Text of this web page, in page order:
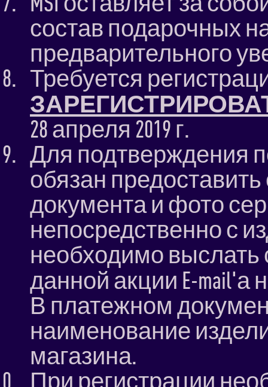
состав подарочных
предварительного
Требуется
28 апреля 2019 г.
Для подтверждения
обязан
документа и фото
непосредственно с
необходимо выслать
данной акции E-mail'а
В платежном
наименование
магазина.
При регистрации